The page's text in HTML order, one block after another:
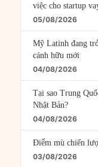
việc cho startup
05/08/2026
Mỹ Latinh đang
cánh hữu mới
04/08/2026
Tại sao Trung
Nhật Bản?
04/08/2026
Điểm mù chiến
03/08/2026